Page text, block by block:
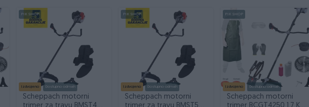
(24-48h)
adresu, pogledate je i tek onda plaćate dostavljaču/poštaru.
PIK SHOP
Izdvojeno Dostupno odmah
Scheppach motorni
PIK SHOP
Izdvojeno Dostupno odmah
Scheppach motorni
PIK SHOP
Izdvojeno Dostupno odmah
Scheppach motorni